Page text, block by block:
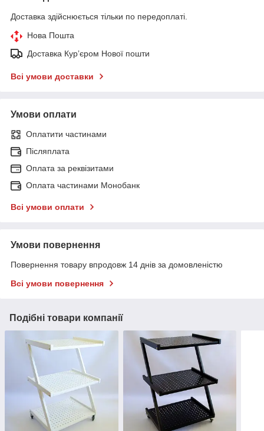
Доставка здійснюється тільки по передоплаті.
Нова Пошта
Доставка Курʼєром Нової пошти
Всі умови доставки
Умови оплати
Оплатити частинами
Післяплата
Оплата за реквізитами
Оплата частинами Монобанк
Всі умови оплати
Умови повернення
Повернення товару впродовж 14 днів за домовленістю
Всі умови повернення
Подібні товари компанії